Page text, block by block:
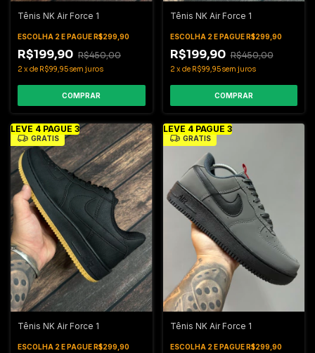
Tênis NK Air Force 1
ESCOLHA 2 E PAGUE R$299,90
R$199,90 R$450,00
2 xde R$99,95sem juros
COMPRAR
Tênis NK Air Force 1
ESCOLHA 2 E PAGUE R$299,90
R$199,90 R$450,00
2 xde R$99,95sem juros
COMPRAR
LEVE 4 PAGUE 3
GRÁTIS
Tênis NK Air Force 1
ESCOLHA 2 E PAGUE R$299,90
LEVE 4 PAGUE 3
GRÁTIS
Tênis NK Air Force 1
ESCOLHA 2 E PAGUE R$299,90